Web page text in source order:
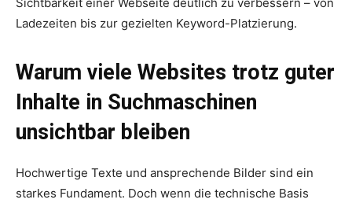
Ladezeiten bis zur gezielten Keyword-Platzierung.
Warum viele Websites trotz guter
Inhalte in Suchmaschinen
unsichtbar bleiben
Hochwertige Texte und ansprechende Bilder sind ein
starkes Fundament. Doch wenn die technische Basis